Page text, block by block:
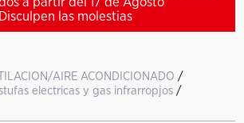
Disculpen las molestias
AIRE ACONDICIONADO /
electricas y gas infrarropjos /